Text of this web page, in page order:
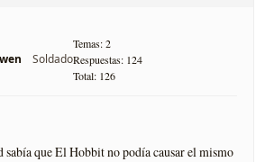
Soldado
Temas: 2
Respuestas: 124
Total: 126
sabía que El Hobbit no podía causar el mismo